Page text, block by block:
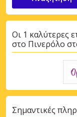
Οι 1 καλύτερες
στο Πινερόλο
Σημαντικές